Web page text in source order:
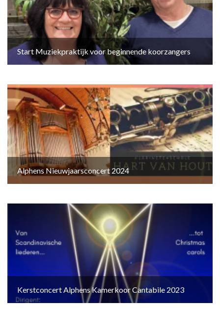
Start Muziekpraktijk voor beginnende koorzangers
Alphens Nieuwjaarsconcert 2024
Kerstconcert Alphens Kamerkoor Cantabile 2023